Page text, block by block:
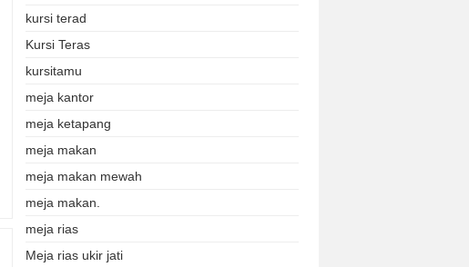
kursi terad
Kursi Teras
kursitamu
meja kantor
meja ketapang
meja makan
meja makan mewah
meja makan.
meja rias
Meja rias ukir jati